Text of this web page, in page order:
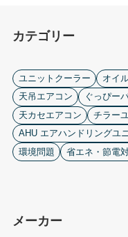
カテゴリー
ユニットクーラー オイ
天吊エアコン
ぐっぴー
天カセエアコン
チラー
AHU エアハンドリングユ
環境問題
省エネ・節電
メーカー